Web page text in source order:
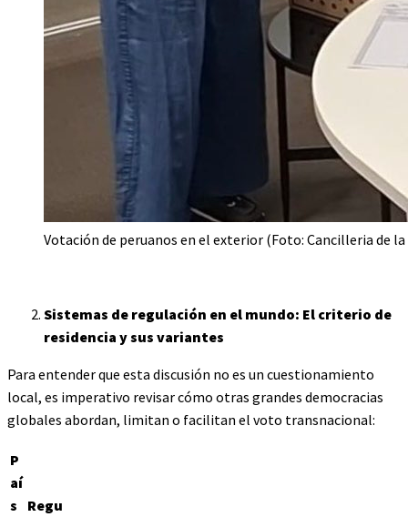
Votación de peruanos en el exterior (Foto: Cancilleria de
Sistemas de regulación en el mundo: El criterio de
residencia y sus variantes
Para entender que esta discusión no es un cuestionamiento
local, es imperativo revisar cómo otras grandes democracias
globales abordan, limitan o facilitan el voto transnacional:
P
aí
s
Regu